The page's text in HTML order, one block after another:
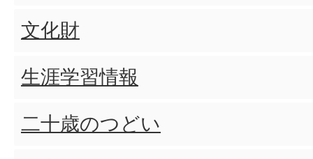
文化財
生涯学習情報
二十歳のつどい